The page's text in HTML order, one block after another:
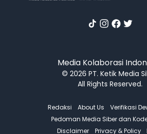
Media Kolaborasi
© 2026 PT. Ketik Media
All Rights Reserved.
Redaksi About Us
Verifikasi
Pedoman Media Siber dan
Disclaimer
Privacy & Policy